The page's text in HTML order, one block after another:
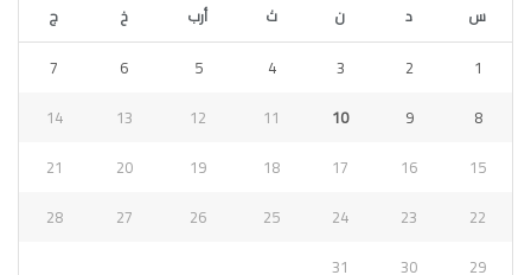
س د ن ث أرب خ ج
1
2
3
4
5
6
7
8
9
10
11
12
13
14
15
16
17
18
19
20
21
22
23
24
25
26
27
28
29
30
31